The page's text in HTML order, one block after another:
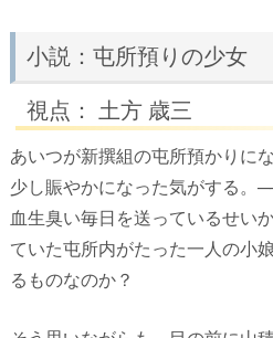
小説：屯所預りの少女
視点： 土方 歳三
あいつが新撰組の屯所預かりに
少し賑やかになった気がする。
血生臭い毎日を送っているせい
ていた屯所内がたった一人の小
るものなのか？